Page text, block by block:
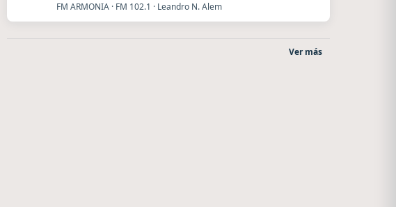
FM ARMONIA · FM 102.1 · Leandro N. Alem
Ver más